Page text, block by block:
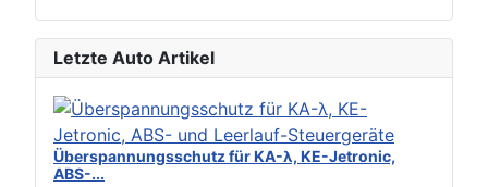
Letzte Auto Artikel
Überspannungsschutz für KA-λ, KE-Jetronic,
ABS-...